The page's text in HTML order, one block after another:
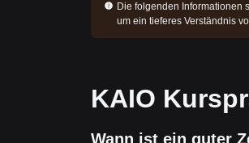
Die folgenden Informationen
um ein tieferes Verständnis
KAIO
Wann ist ein guter